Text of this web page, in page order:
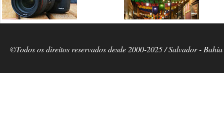
©Todos os direitos reservados desde 2000-2025 / Salvador -